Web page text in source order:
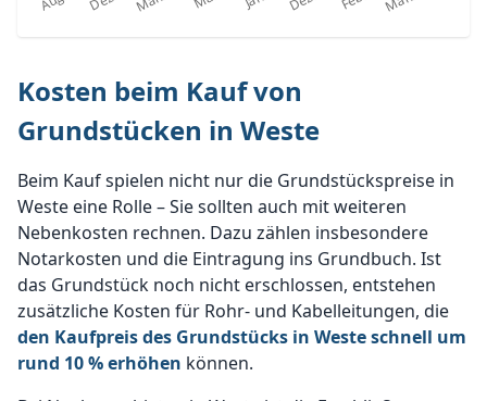
Kosten beim Kauf von
Grundstücken in Weste
Beim Kauf spielen nicht nur die Grundstückspreise in
Weste eine Rolle – Sie sollten auch mit weiteren
Nebenkosten rechnen. Dazu zählen insbesondere
Notarkosten und die Eintragung ins Grundbuch. Ist
das Grundstück noch nicht erschlossen, entstehen
zusätzliche Kosten für Rohr- und Kabelleitungen, die
den Kaufpreis des Grundstücks in Weste schnell um
rund 10 % erhöhen können.